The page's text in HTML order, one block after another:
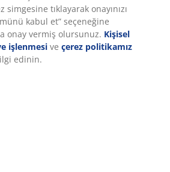
doğal rengini vurgulamak için yağ
kompakt depolama için iç
tıklayarak onayınızı
kabul et” seçeneğine
onay vermiş olursunuz. Kişisel
işlenmesi ve çerez politikamız
edinin.